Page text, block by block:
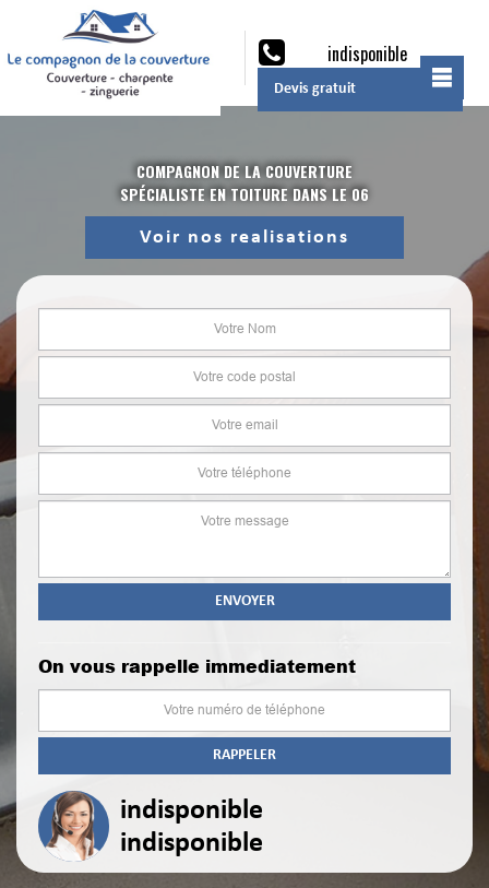
indisponible
Devis gratuit
COMPAGNON DE LA COUVERTURE
SPÉCIALISTE EN TOITURE DANS LE 06
Voir nos realisations
On vous rappelle immediatement
indisponible
indisponible